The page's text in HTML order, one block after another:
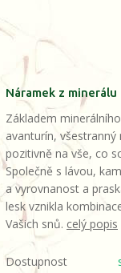
Náramek z
Základem
avanturín,
pozitivně na vše, co
Společně s lávou,
a vyrovnanost a
lesk vznikla
Vašich snů. celý popis
Dostupnost